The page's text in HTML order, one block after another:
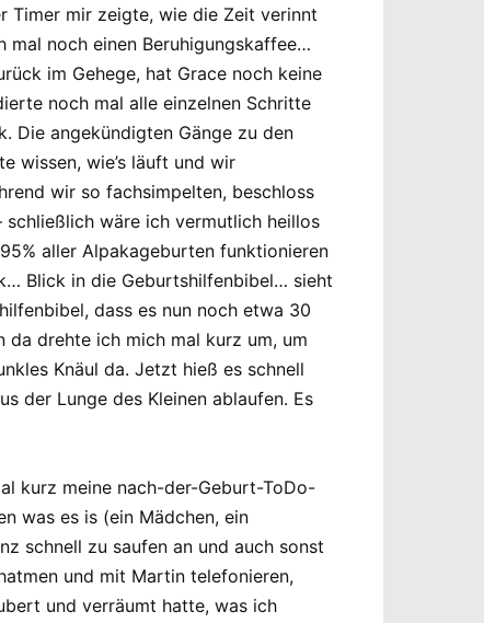
Timer mir zeigte, wie die Zeit verinnt
mal noch einen Beruhigungskaffee…
im Gehege, hat Grace noch keine
noch mal alle einzelnen Schritte
Die angekündigten Gänge zu den
wissen, wie’s läuft und wir
wir so fachsimpelten, beschloss
schließlich wäre ich vermutlich heillos
aller Alpakageburten funktionieren
Blick in die Geburtshilfenbibel… sieht
dass es nun noch etwa 30
da drehte ich mich mal kurz um, um
Knäul da. Jetzt hieß es schnell
der Lunge des Kleinen ablaufen. Es
kurz meine nach-der-Geburt-ToDo-
was es is (ein Mädchen, ein
schnell zu saufen an und auch sonst
und mit Martin telefonieren,
und verräumt hatte, was ich